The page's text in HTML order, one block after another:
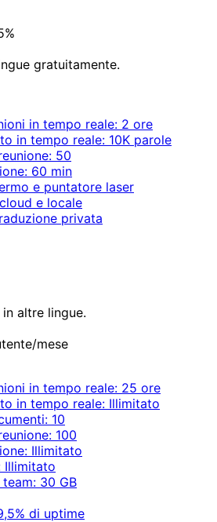
gratuitamente.
in tempo reale: 2 ore
in tempo reale: 10K parole
50
60 min
e puntatore laser
e locale
privata
altre lingue.
mese
in tempo reale: 25 ore
in tempo reale: Illimitato
10
100
Illimitato
Illimitato
30 GB
di uptime